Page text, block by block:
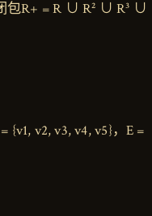
包R+ = R ∪ R² ∪ R³ ∪
v2, v3, v4, v5}，E =